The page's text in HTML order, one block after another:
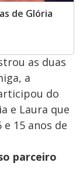
de Glória
as duas
a
do
e Laura que
15 anos de
parceiro